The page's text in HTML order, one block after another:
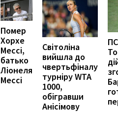
Помер
Хорхе
Мессі,
батько
Ліонеля
Мессі
Світоліна
вийшла до
чвертьфіналу
турніру WTA
1000,
обігравши
Анісімову